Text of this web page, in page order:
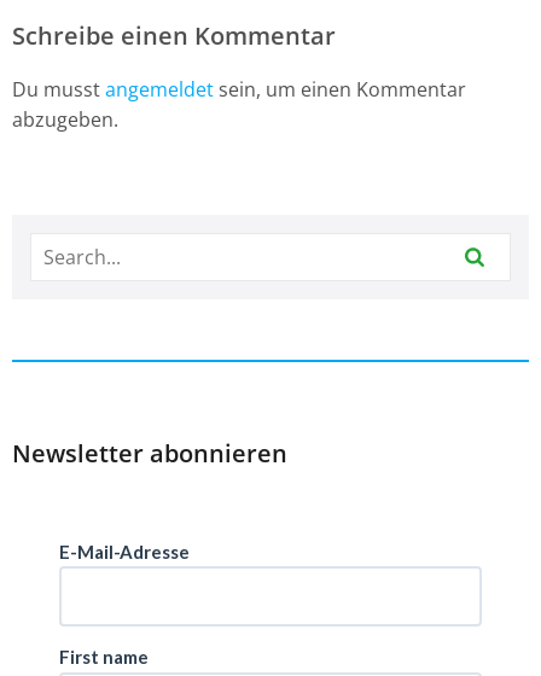
Schreibe einen Kommentar
Du musstangemeldet sein, um einen Kommentar
abzugeben.
Newsletter abonnieren